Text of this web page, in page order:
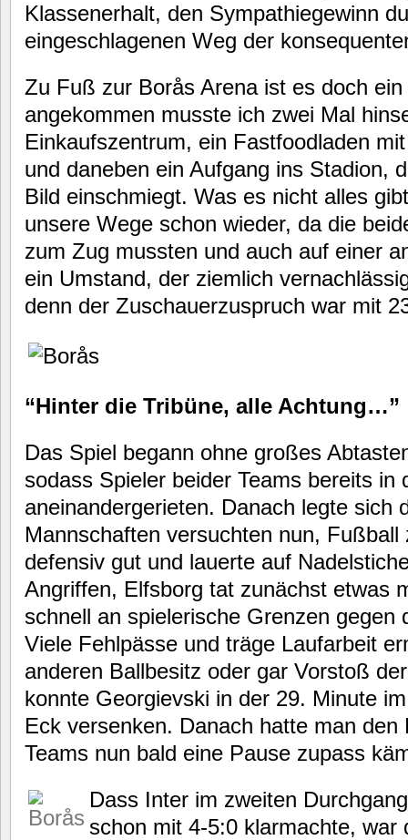
Klassenerhalt, den Sympathiegewinn
eingeschlagenen Weg der
Zu Fuß zur Borås Arena ist es doch
angekommen musste ich zwei Mal
Einkaufszentrum, ein Fastfoodladen
und daneben ein Aufgang ins Stadion,
Bild einschmiegt. Was es nicht alles
unsere Wege schon wieder, da die
zum Zug mussten und auch auf einer
ein Umstand, der ziemlich
denn der Zuschauerzuspruch war mit
“Hinter die Tribüne, alle Achtung…”
Das Spiel begann ohne großes
sodass Spieler beider Teams bereits in
aneinandergerieten. Danach legte sich
Mannschaften versuchten nun,
defensiv gut und lauerte auf
Angriffen, Elfsborg tat zunächst etwas
schnell an spielerische Grenzen gegen
Viele Fehlpässe und träge Laufarbeit
anderen Ballbesitz oder gar Vorstoß
konnte Georgievski in der 29. Minute
Eck versenken. Danach hatte man den
Teams nun bald eine Pause zupass
Dass Inter im zweiten
schon mit 4-5:0 klarmachte, war